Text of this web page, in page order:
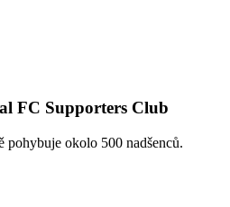
FC Supporters Club
pohybuje okolo 500 nadšenců.